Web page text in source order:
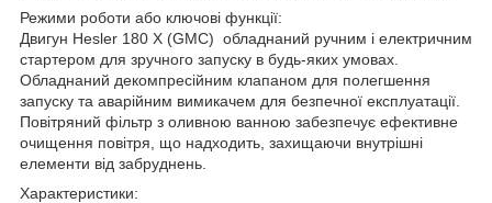
Режими роботи або ключові функції:
Двигун Hesler 180 Х (GMC) обладнаний ручним і електричним
стартером для зручного запуску в будь-яких умовах.
Обладнаний декомпресійним клапаном для полегшення
запуску та аварійним вимикачем для безпечної експлуатації.
Повітряний фільтр з оливною ванною забезпечує ефективне
очищення повітря, що надходить, захищаючи внутрішні
елементи від забруднень.
Характеристики: